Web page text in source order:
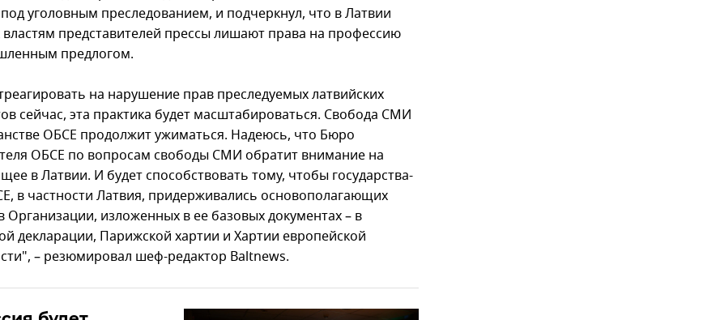
уголовным преследованием, и подчеркнул, что в Латвии
властям представителей прессы лишают права на профессию
предлогом.
на нарушение прав преследуемых латвийских
сейчас, эта практика будет масштабироваться. Свобода СМИ
ОБСЕ продолжит ужиматься. Надеюсь, что Бюро
ОБСЕ по вопросам свободы СМИ обратит внимание на
в Латвии. И будет способствовать тому, чтобы государства-
в частности Латвия, придерживались основополагающих
Организации, изложенных в ее базовых документах – в
декларации, Парижской хартии и Хартии европейской
– резюмировал шеф-редактор Baltnews.